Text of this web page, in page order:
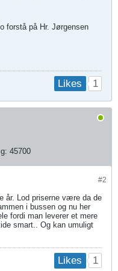
forstå på Hr. Jørgensen
Likes 1
45700
#2
år. Lod priserne være da de
i bussen og nu her
fordi man leverer et mere
smart.. Og kan umuligt
Likes 1